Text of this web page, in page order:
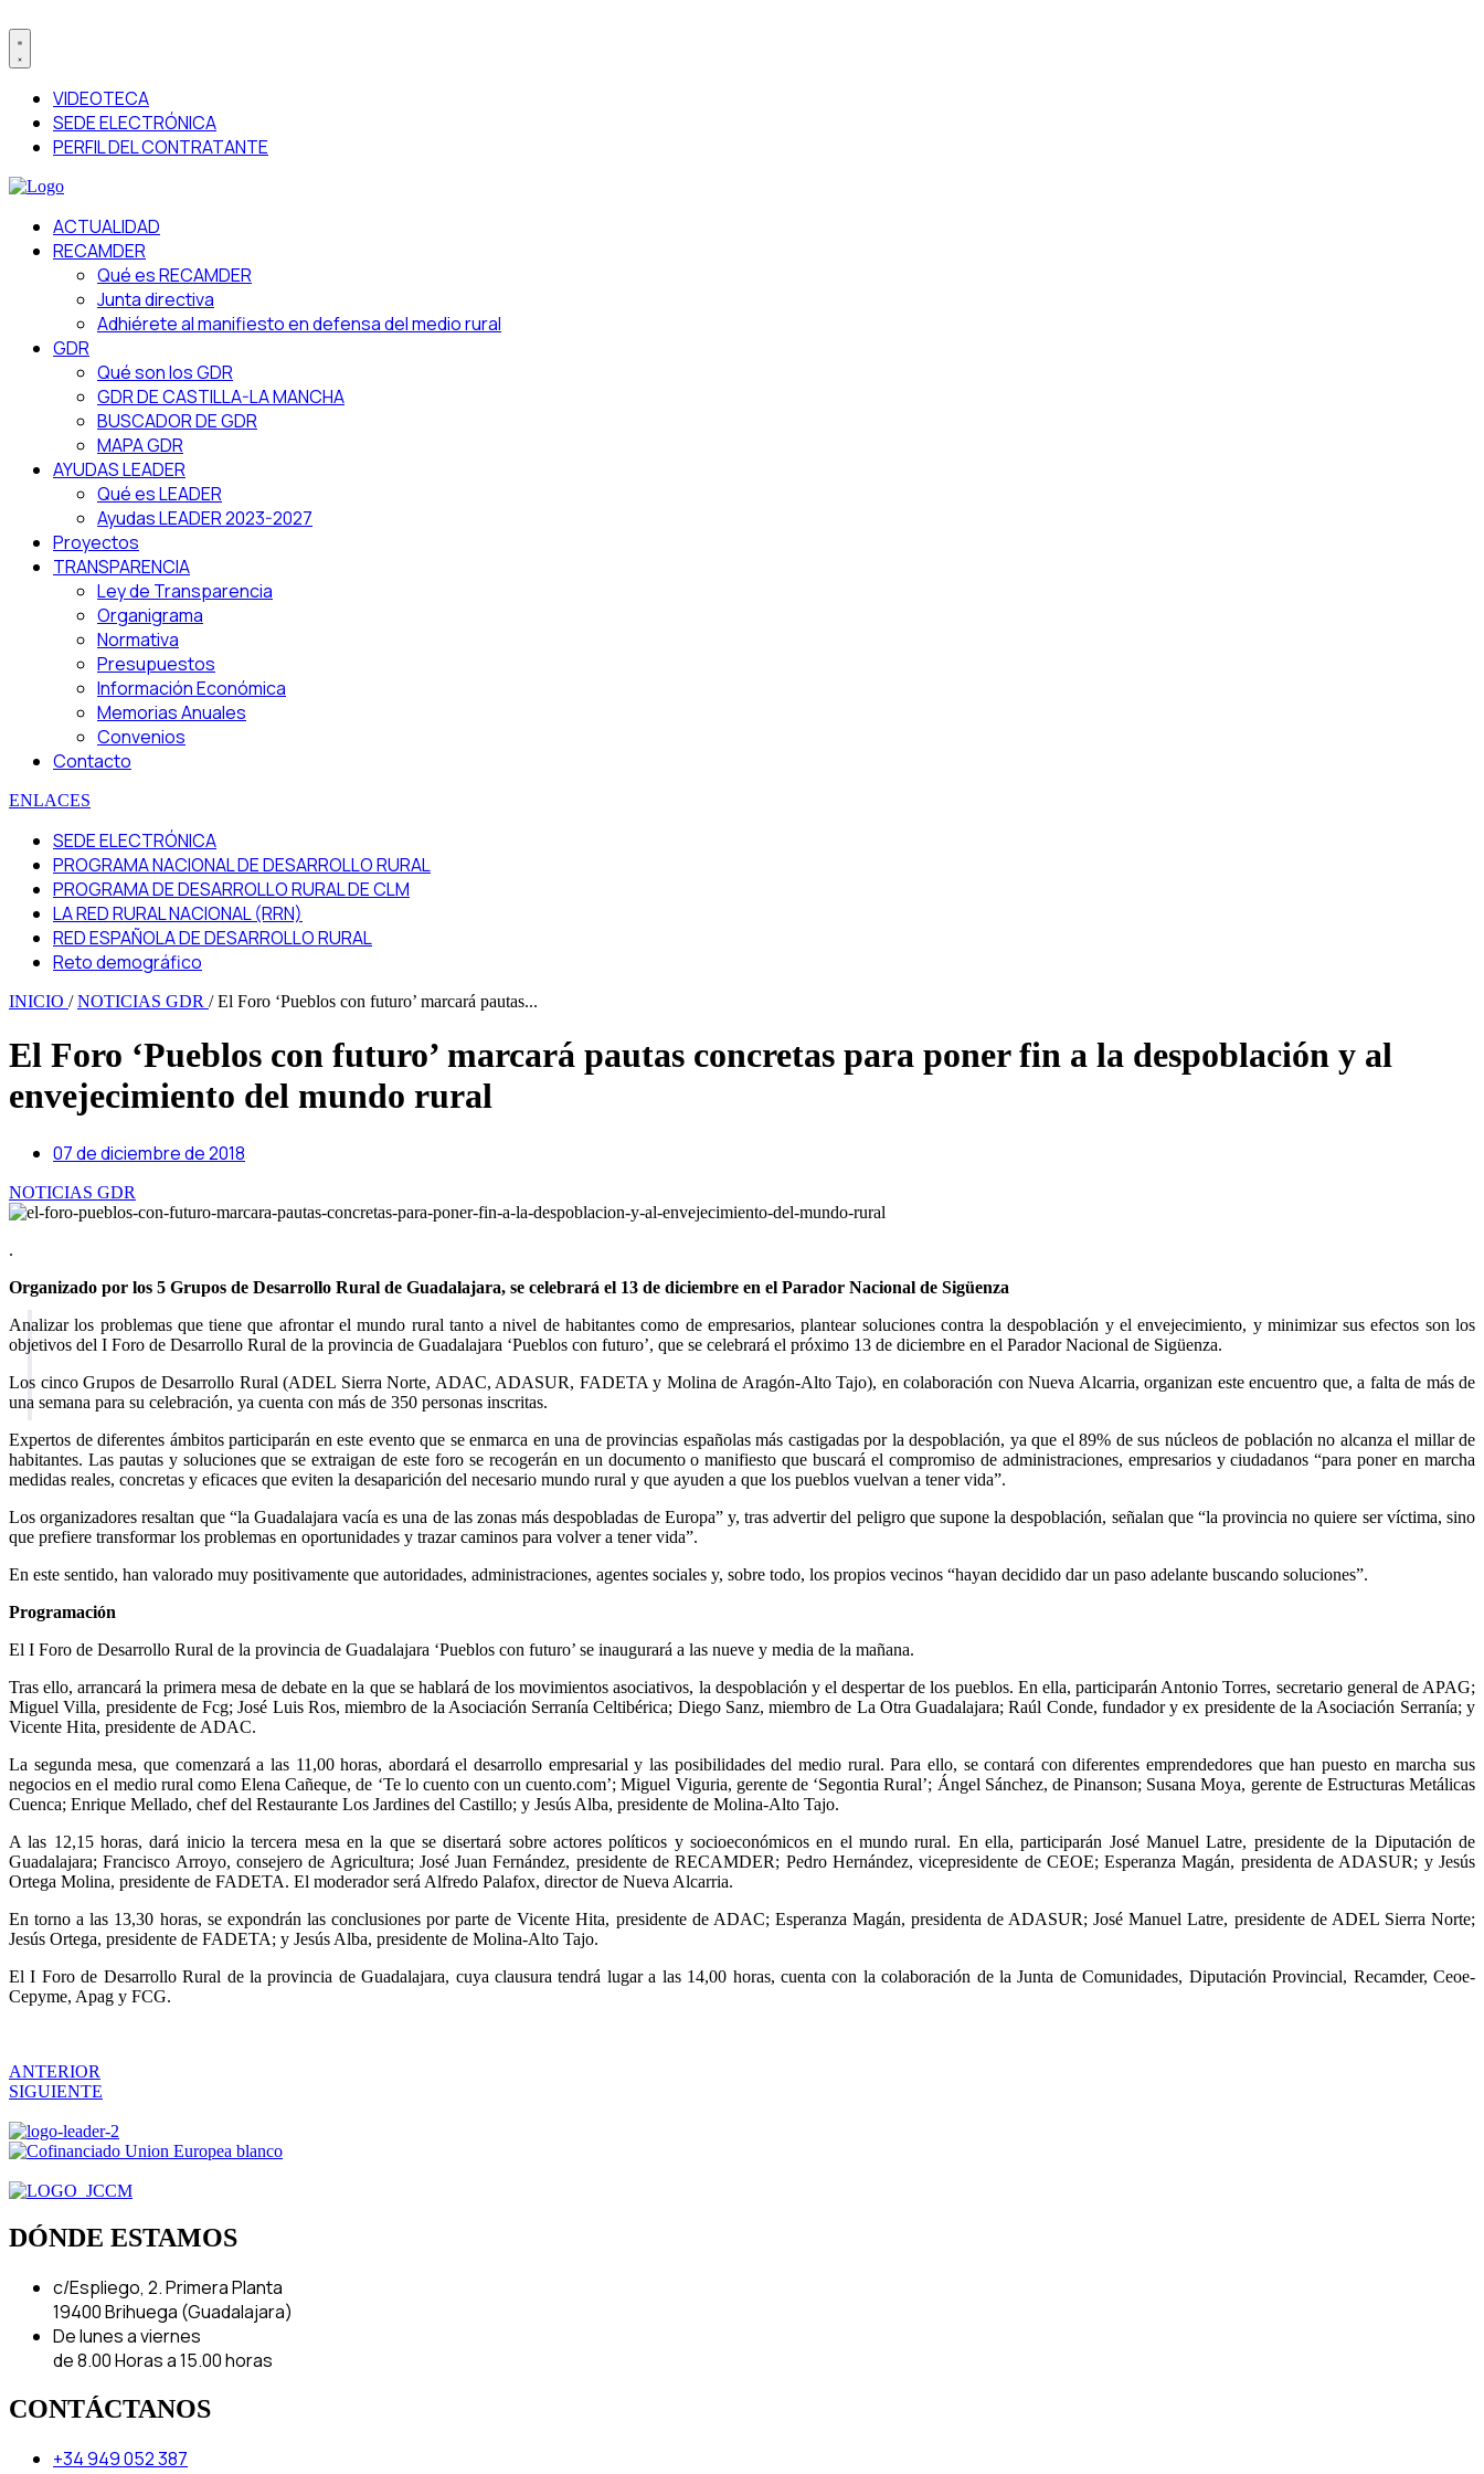
VIDEOTECA
SEDE ELECTRÓNICA
PERFIL DEL CONTRATANTE
ACTUALIDAD
RECAMDER
Qué es RECAMDER
Junta directiva
Adhiérete al manifiesto en defensa del medio rural
GDR
Qué son los GDR
GDR DE CASTILLA-LA MANCHA
BUSCADOR DE GDR
MAPA GDR
AYUDAS LEADER
Qué es LEADER
Ayudas LEADER 2023-2027
Proyectos
TRANSPARENCIA
Ley de Transparencia
Organigrama
Normativa
Presupuestos
Información Económica
Memorias Anuales
Convenios
Contacto
ENLACES
SEDE ELECTRÓNICA
PROGRAMA NACIONAL DE DESARROLLO RURAL
PROGRAMA DE DESARROLLO RURAL DE CLM
LA RED RURAL NACIONAL (RRN)
RED ESPAÑOLA DE DESARROLLO RURAL
Reto demográfico
INICIO /NOTICIAS GDR /El Foro ‘Pueblos con futuro’ marcará pautas...
El Foro ‘Pueblos con futuro’ marcará pautas concretas para poner fin a la despoblación y al
envejecimiento del mundo rural
07 de diciembre de 2018
NOTICIAS GDR
.
Organizado por los 5 Grupos de Desarrollo Rural de Guadalajara, se celebrará el 13 de diciembre en el Parador Nacional de Sigüenza
Analizar los problemas que tiene que afrontar el mundo rural tanto a nivel de habitantes como de empresarios, plantear soluciones contra la despoblación y el envejecimiento, y minimizar sus efectos son los
objetivos del I Foro de Desarrollo Rural de la provincia de Guadalajara ‘Pueblos con futuro’, que se celebrará el próximo 13 de diciembre en el Parador Nacional de Sigüenza.
Los cinco Grupos de Desarrollo Rural (ADEL Sierra Norte, ADAC, ADASUR, FADETA y Molina de Aragón-Alto Tajo), en colaboración con Nueva Alcarria, organizan este encuentro que, a falta de más de
una semana para su celebración, ya cuenta con más de 350 personas inscritas.
Expertos de diferentes ámbitos participarán en este evento que se enmarca en una de provincias españolas más castigadas por la despoblación, ya que el 89% de sus núcleos de población no alcanza el millar de
habitantes. Las pautas y soluciones que se extraigan de este foro se recogerán en un documento o manifiesto que buscará el compromiso de administraciones, empresarios y ciudadanos “para poner en marcha
medidas reales, concretas y eficaces que eviten la desaparición del necesario mundo rural y que ayuden a que los pueblos vuelvan a tener vida”.
Los organizadores resaltan que “la Guadalajara vacía es una de las zonas más despobladas de Europa” y, tras advertir del peligro que supone la despoblación, señalan que “la provincia no quiere ser víctima, sino
que prefiere transformar los problemas en oportunidades y trazar caminos para volver a tener vida”.
En este sentido, han valorado muy positivamente que autoridades, administraciones, agentes sociales y, sobre todo, los propios vecinos “hayan decidido dar un paso adelante buscando soluciones”.
Programación
El I Foro de Desarrollo Rural de la provincia de Guadalajara ‘Pueblos con futuro’ se inaugurará a las nueve y media de la mañana.
Tras ello, arrancará la primera mesa de debate en la que se hablará de los movimientos asociativos, la despoblación y el despertar de los pueblos. En ella, participarán Antonio Torres, secretario general de APAG;
Miguel Villa, presidente de Fcg; José Luis Ros, miembro de la Asociación Serranía Celtibérica; Diego Sanz, miembro de La Otra Guadalajara; Raúl Conde, fundador y ex presidente de la Asociación Serranía; y
Vicente Hita, presidente de ADAC.
La segunda mesa, que comenzará a las 11,00 horas, abordará el desarrollo empresarial y las posibilidades del medio rural. Para ello, se contará con diferentes emprendedores que han puesto en marcha sus
negocios en el medio rural como Elena Cañeque, de ‘Te lo cuento con un cuento.com’; Miguel Viguria, gerente de ‘Segontia Rural’; Ángel Sánchez, de Pinanson; Susana Moya, gerente de Estructuras Metálicas
Cuenca; Enrique Mellado, chef del Restaurante Los Jardines del Castillo; y Jesús Alba, presidente de Molina-Alto Tajo.
A las 12,15 horas, dará inicio la tercera mesa en la que se disertará sobre actores políticos y socioeconómicos en el mundo rural. En ella, participarán José Manuel Latre, presidente de la Diputación de
Guadalajara; Francisco Arroyo, consejero de Agricultura; José Juan Fernández, presidente de RECAMDER; Pedro Hernández, vicepresidente de CEOE; Esperanza Magán, presidenta de ADASUR; y Jesús
Ortega Molina, presidente de FADETA. El moderador será Alfredo Palafox, director de Nueva Alcarria.
En torno a las 13,30 horas, se expondrán las conclusiones por parte de Vicente Hita, presidente de ADAC; Esperanza Magán, presidenta de ADASUR; José Manuel Latre, presidente de ADEL Sierra Norte;
Jesús Ortega, presidente de FADETA; y Jesús Alba, presidente de Molina-Alto Tajo.
El I Foro de Desarrollo Rural de la provincia de Guadalajara, cuya clausura tendrá lugar a las 14,00 horas, cuenta con la colaboración de la Junta de Comunidades, Diputación Provincial, Recamder, Ceoe-
Cepyme, Apag y FCG.
ANTERIOR
SIGUIENTE
DÓNDE ESTAMOS
c/Espliego, 2. Primera Planta
19400 Brihuega (Guadalajara)
De lunes a viernes
de 8.00 Horas a 15.00 horas
CONTÁCTANOS
+34 949 052 387